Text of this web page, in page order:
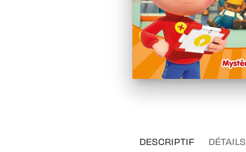
DESCRIPTIF DÉTAILS